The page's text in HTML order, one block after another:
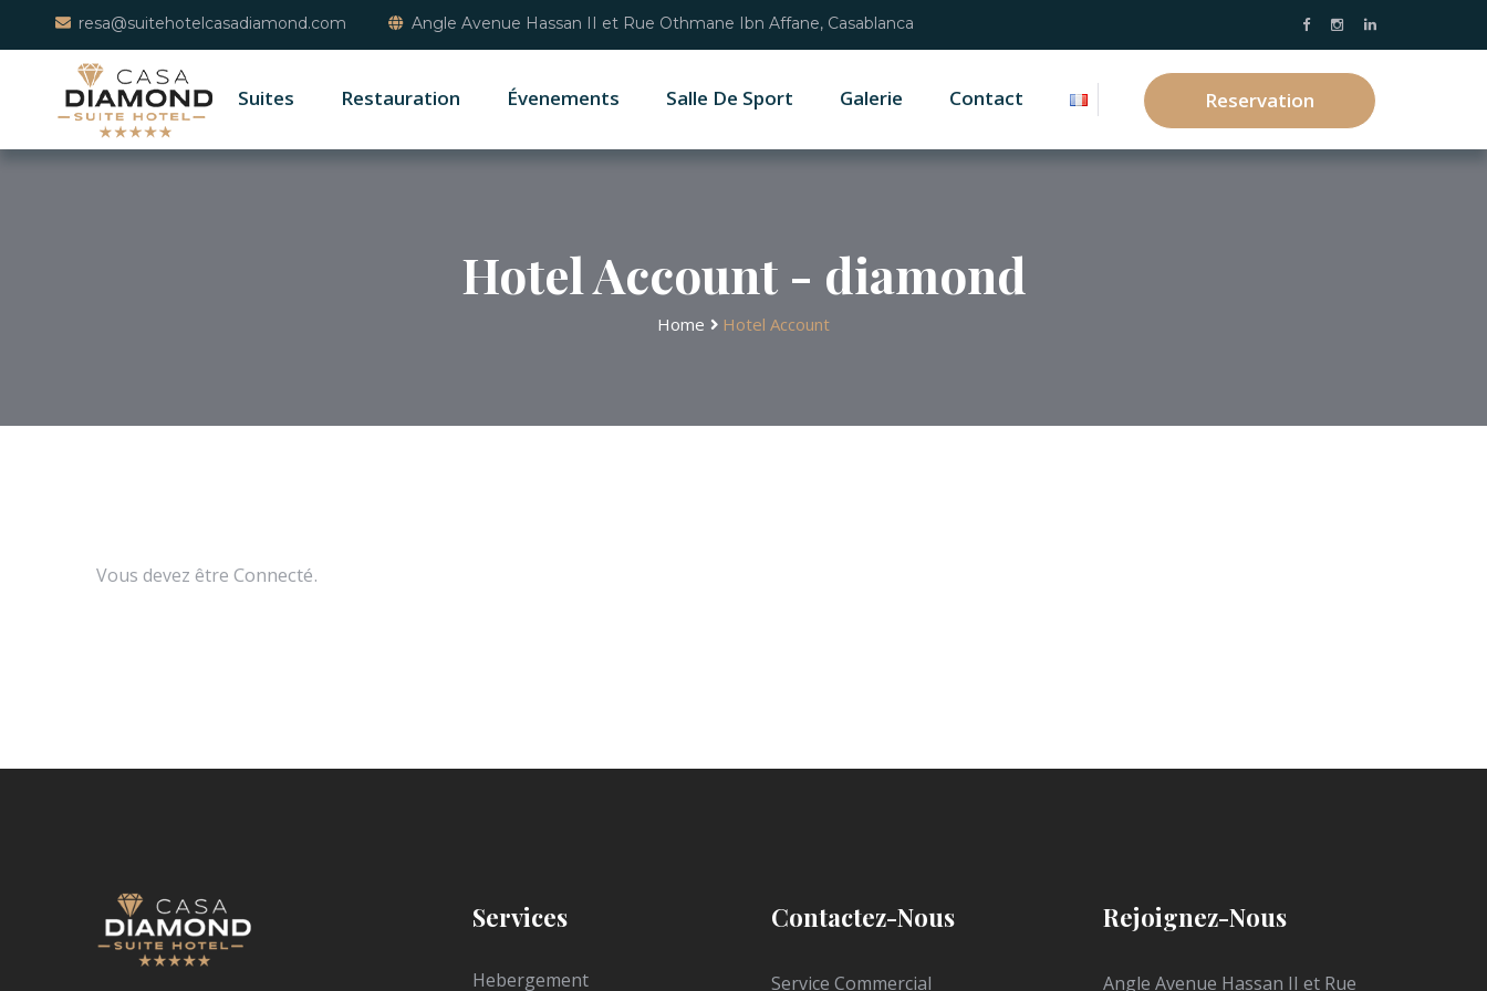
resa@suitehotelcasadiamond.com Angle Avenue Hassan II et Rue Othmane Ibn Affane, Casablanca
Suites Restauration Évenements Salle De Sport Galerie Contact Reservation
Hotel Account - diamond
Home Hotel Account
Vous devez être Connecté.
Services
Hebergement
Contactez-Nous
Service Commercial
Rejoignez-Nous
Angle Avenue Hassan II et Rue